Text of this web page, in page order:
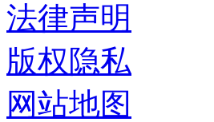
法律声明
版权隐私
网站地图